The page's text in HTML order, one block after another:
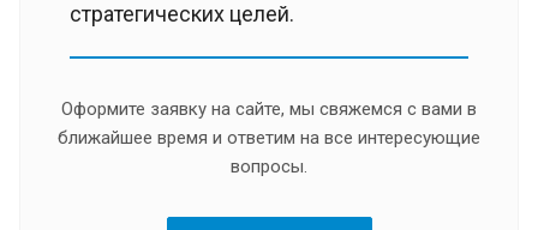
стратегических целей.
Оформите заявку на сайте, мы свяжемся с вами в
ближайшее время и ответим на все интересующие
вопросы.